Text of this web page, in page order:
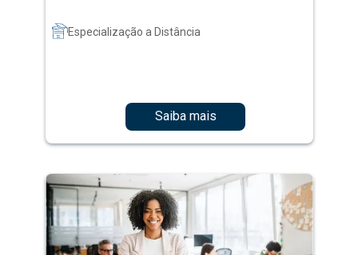
Especialização a Distância
Saiba mais